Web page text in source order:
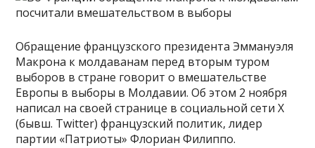
Обращение французского президента Эммануэля
Макрона к молдаванам перед вторым туром
выборов в стране говорит о вмешательстве
Европы в выборы в Молдавии. Об этом 2 ноября
написал на своей странице в социальной сети X
(бывш. Twitter) французский политик, лидер
партии «Патриоты» Флориан Филиппо.